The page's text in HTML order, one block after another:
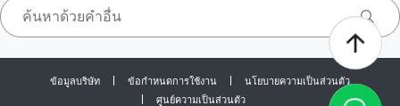
ข้อมูลบริษัท ข้อกำหนดการใช้งาน
นโยบายความเป็นส่วนตัว
ศูนย์ความเป็นส่วนตัว